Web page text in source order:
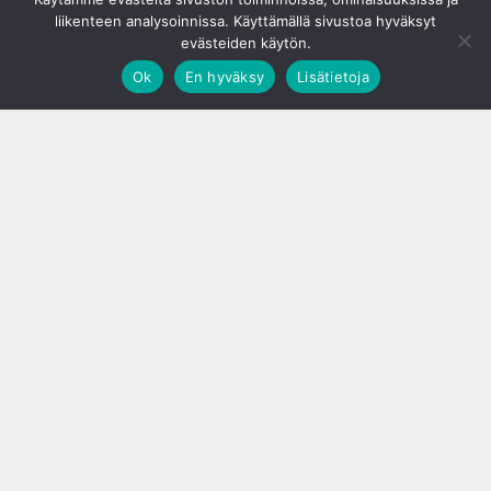
liikenteen analysoinnissa. Käyttämällä sivustoa hyväksyt
evästeiden käytön.
Ok
En hyväksy Lisätietoja